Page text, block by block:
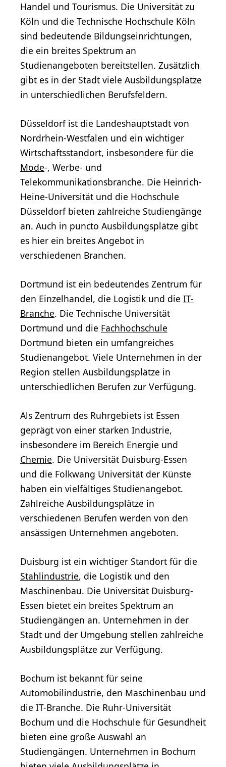
Handel und Tourismus. Die Universität zu
Köln und die Technische Hochschule Köln
sind bedeutende Bildungseinrichtungen,
die ein breites Spektrum an
Studienangeboten bereitstellen. Zusätzlich
gibt es in der Stadt viele Ausbildungsplätze
in unterschiedlichen Berufsfeldern.
Düsseldorf ist die Landeshauptstadt von
Nordrhein-Westfalen und ein wichtiger
Wirtschaftsstandort, insbesondere für die
Mode-, Werbe- und
Telekommunikationsbranche. Die Heinrich-
Heine-Universität und die Hochschule
Düsseldorf bieten zahlreiche Studiengänge
an. Auch in puncto Ausbildungsplätze gibt
es hier ein breites Angebot in
verschiedenen Branchen.
Dortmund ist ein bedeutendes Zentrum für
den Einzelhandel, die Logistik und die IT-
Branche. Die Technische Universität
Dortmund und die Fachhochschule
Dortmund bieten ein umfangreiches
Studienangebot. Viele Unternehmen in der
Region stellen Ausbildungsplätze in
unterschiedlichen Berufen zur Verfügung.
Als Zentrum des Ruhrgebiets ist Essen
geprägt von einer starken Industrie,
insbesondere im Bereich Energie und
Chemie. Die Universität Duisburg-Essen
und die Folkwang Universität der Künste
haben ein vielfältiges Studienangebot.
Zahlreiche Ausbildungsplätze in
verschiedenen Berufen werden von den
ansässigen Unternehmen angeboten.
Duisburg ist ein wichtiger Standort für die
Stahlindustrie, die Logistik und den
Maschinenbau. Die Universität Duisburg-
Essen bietet ein breites Spektrum an
Studiengängen an. Unternehmen in der
Stadt und der Umgebung stellen zahlreiche
Ausbildungsplätze zur Verfügung.
Bochum ist bekannt für seine
Automobilindustrie, den Maschinenbau und
die IT-Branche. Die Ruhr-Universität
Bochum und die Hochschule für Gesundheit
bieten eine große Auswahl an
Studiengängen. Unternehmen in Bochum